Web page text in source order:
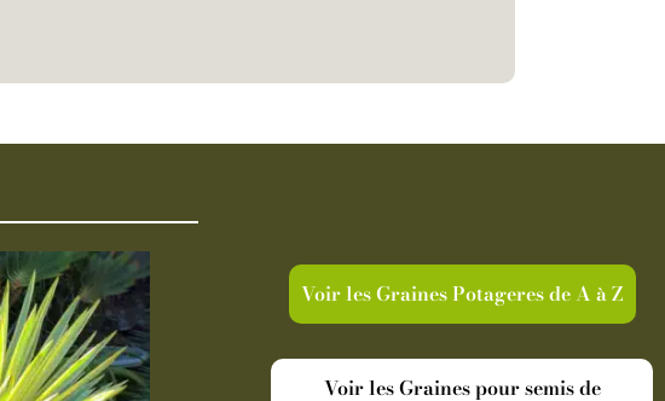
Voir les Graines Potageres de A à Z
Voir les Graines pour semis de